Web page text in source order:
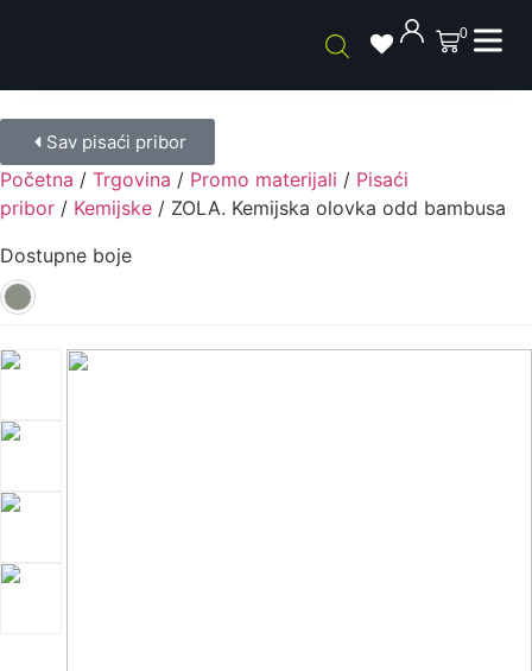
0
Sav pisaći pribor
Početna / Trgovina / Promo materijali / Pisaći
pribor / Kemijske / ZOLA. Kemijska olovka odd bambusa
Dostupne boje